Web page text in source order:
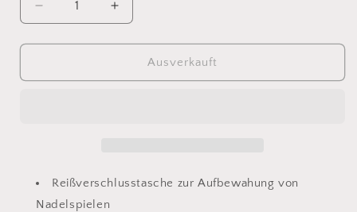
Verringere
die
Menge
muud
Erhöhe
die
Menge
muud
Ausverkauft
Reißverschlusstasche zur Aufbewahung von
Nadelspielen